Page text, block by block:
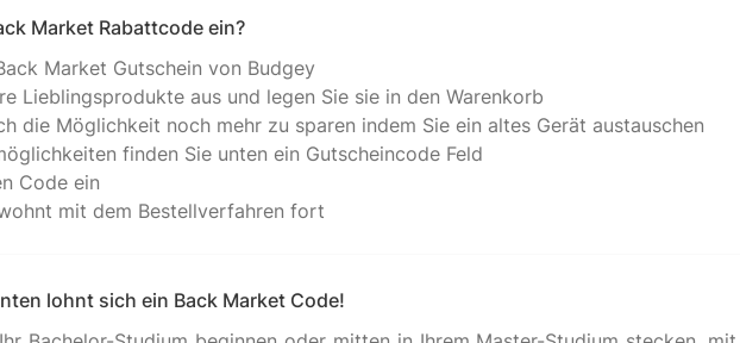
Market Rabattcode ein?
Market Gutschein von Budgey
Lieblingsprodukte aus und legen Sie sie in den Warenkorb
die Möglichkeit noch mehr zu sparen indem Sie ein altes Gerät austauschen
finden Sie unten ein Gutscheincode Feld
Code ein
mit dem Bestellverfahren fort
lohnt sich ein Back Market Code!